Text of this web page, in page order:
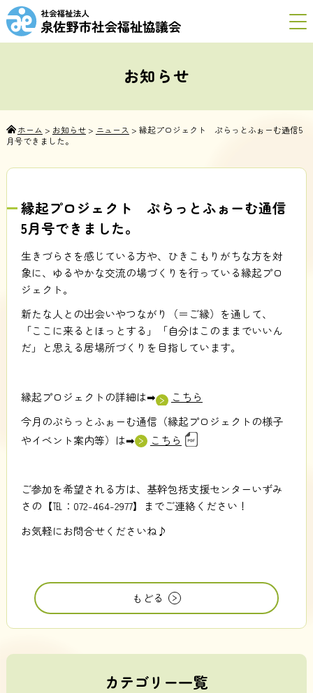
お知らせ
ホーム > お知らせ> ニュース > 縁起プロジェクト ぷらっとふぉーむ通信5
月号できました。
縁起プロジェクト ぷらっとふぉーむ通信
5月号できました。
生きづらさを感じている方や、ひきこもりがちな方を対
象に、ゆるやかな交流の場づくりを行っている縁起プロ
ジェクト。
新たな人との出会いやつながり（＝ご縁）を通して、
「ここに来るとほっとする」「自分はこのままでいいん
だ」と思える居場所づくりを目指しています。
縁起プロジェクトの詳細は➡
こちら
今月のぷらっとふぉーむ通信（縁起プロジェクトの様子
やイベント案内等）は➡
こちら
ご参加を希望される方は、基幹包括支援センターいずみ
さの【℡：072-464-2977】までご連絡ください！
お気軽にお問合せくださいね♪
もどる
カテゴリー一覧